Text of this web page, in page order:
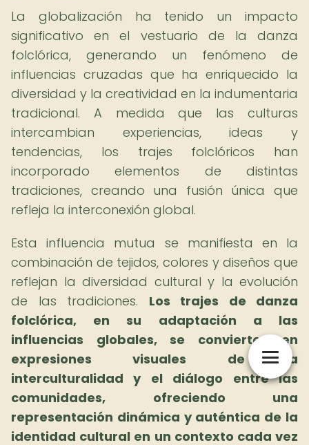
La globalización ha tenido un impacto
significativo en el vestuario de la danza
folclórica, generando un fenómeno de
influencias cruzadas que ha enriquecido la
diversidad y la creatividad en la indumentaria
tradicional. A medida que las culturas
intercambian experiencias, ideas y
tendencias, los trajes folclóricos han
incorporado elementos de distintas
tradiciones, creando una fusión única que
refleja la interconexión global.
Esta influencia mutua se manifiesta en la
combinación de tejidos, colores y diseños que
reflejan la diversidad cultural y la evolución
de las tradiciones. Los trajes de danza
folclórica, en su adaptación a las
influencias globales, se convierten en
expresiones visuales de la
interculturalidad y el diálogo entre las
comunidades, ofreciendo una
representación dinámica y auténtica de la
identidad cultural en un contexto cada vez